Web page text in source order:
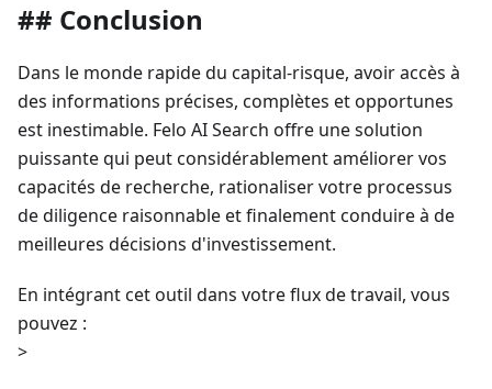
## Conclusion
Dans le monde rapide du capital-risque, avoir accès à
des informations précises, complètes et opportunes
est inestimable. Felo AI Search offre une solution
puissante qui peut considérablement améliorer vos
capacités de recherche, rationaliser votre processus
de diligence raisonnable et finalement conduire à de
meilleures décisions d'investissement.
En intégrant cet outil dans votre flux de travail, vous
pouvez :
>